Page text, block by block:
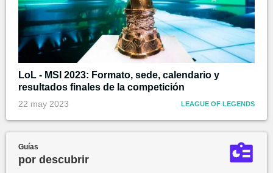
LoL - MSI 2023: Formato, sede, calendario y
resultados finales de la competición
22 may 2023 LEAGUE OF LEGENDS
Guías
por descubrir